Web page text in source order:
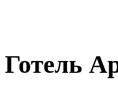
Готель